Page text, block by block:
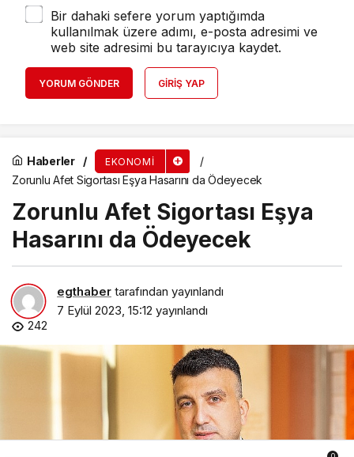
Bir dahaki sefere yorum yaptığımda
kullanılmak üzere adımı, e-posta adresimi ve
web site adresimi bu tarayıcıya kaydet.
YORUM GÖNDER GIRIŞ YAP
Haberler EKONOMI
Zorunlu Afet Sigortası Eşya Hasarını da Ödeyecek
Zorunlu Afet Sigortası Eşya
Hasarını da Ödeyecek
egthaber tarafından yayınlandı
7 Eylül 2023, 15:12 yayınlandı
242